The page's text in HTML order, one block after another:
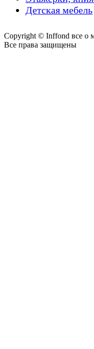
Детская мебель
Copyright © Inffond все о
Все права защищены